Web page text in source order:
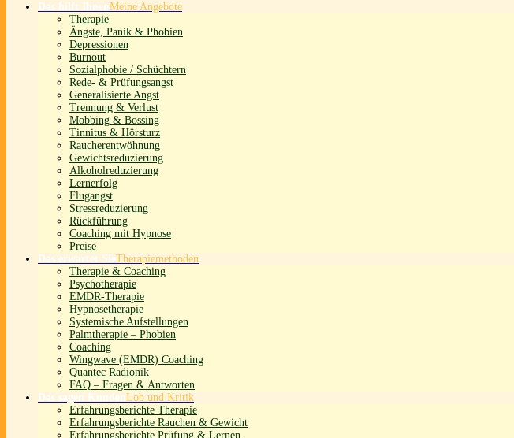
Das hilft IhnenMeine Angebote
Therapie
Ängste, Panik & Phobien
Depressionen
Burnout
Sozialphobie / Schüchtern
Rede- & Prüfungsangst
Generalisierte Angst
Trennung & Verlust
Mobbing & Bossing
Tinnitus & Hörsturz
Raucherentwöhnung
Gewichtsreduzierung
Alkoholreduzierung
Lernerfolg
Flugangst
Stressreduzierung
Rückführung
Coaching mit Hypnose
Preise
Das erwartet SieTherapiemethoden
Therapie & Coaching
Psychotherapie
EMDR-Therapie
Hypnosetherapie
Systemische Aufstellungen
Palmtherapie – Phobien
Coaching
Wingwave (EMDR) Coaching
Quantec Radionik
FAQ – Fragen & Antworten
Das sagen KundenLob und Kritik
Erfahrungsberichte Therapie
Erfahrungsberichte Rauchen & Gewicht
Erfahrungsberichte Prüfung & Lernen